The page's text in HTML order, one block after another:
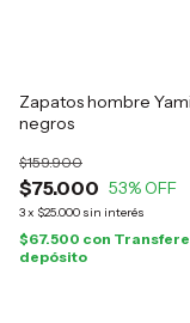
Zapatos hombre
negros
$75.000
$159.900
53% OFF
3x $25.000 sin interés
$67.500 con
depósito